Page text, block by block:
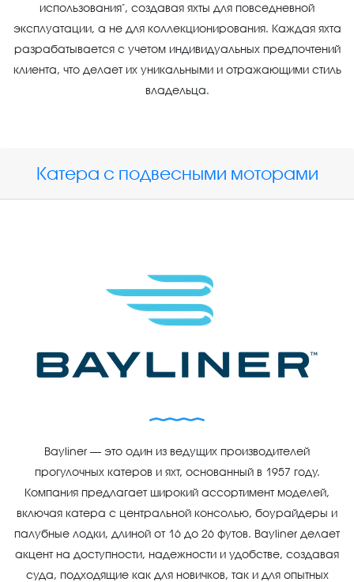
использования", создавая яхты для повседневной
эксплуатации, а не для коллекционирования. Каждая яхта
разрабатывается с учетом индивидуальных предпочтений
клиента, что делает их уникальными и отражающими стиль
владельца.
Катера с подвесными моторами
Bayliner — это один из ведущих производителей
прогулочных катеров и яхт, основанный в 1957 году.
Компания предлагает широкий ассортимент моделей,
включая катера с центральной консолью, боурайдеры и
палубные лодки, длиной от 16 до 26 футов. Bayliner делает
акцент на доступности, надежности и удобстве, создавая
суда, подходящие как для новичков, так и для опытных